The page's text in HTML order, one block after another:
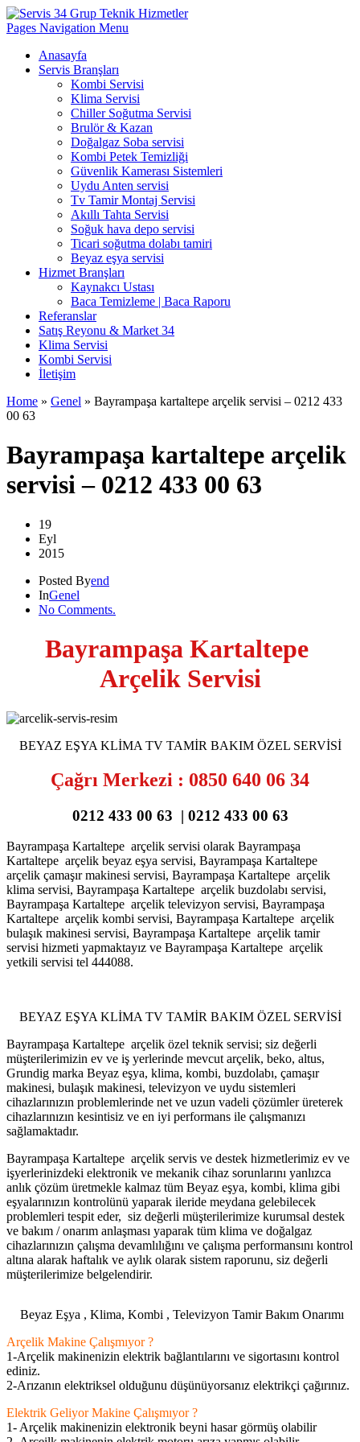
Pages Navigation Menu
Anasayfa
Servis Branşları
Kombi Servisi
Klima Servisi
Chiller Soğutma Servisi
Brulör & Kazan
Doğalgaz Soba servisi
Kombi Petek Temizliği
Güvenlik Kamerası Sistemleri
Uydu Anten servisi
Tv Tamir Montaj Servisi
Akıllı Tahta Servisi
Soğuk hava depo servisi
Ticari soğutma dolabı tamiri
Beyaz eşya servisi
Hizmet Branşları
Kaynakcı Ustası
Baca Temizleme | Baca Raporu
Referanslar
Satış Reyonu & Market 34
Klima Servisi
Kombi Servisi
İletişim
Home » Genel » Bayrampaşa kartaltepe arçelik servisi – 0212 433
00 63
Bayrampaşa kartaltepe arçelik
servisi – 0212 433 00 63
19
Eyl
2015
Posted Byend
InGenel
No Comments.
Bayrampaşa Kartaltepe
Arçelik Servisi
BEYAZ EŞYA KLİMA TV TAMİR BAKIM ÖZEL SERVİSİ
Çağrı Merkezi : 0850 640 06 34
0212 433 00 63 | 0212 433 00 63
Bayrampaşa Kartaltepe arçelik servisi olarak Bayrampaşa
Kartaltepe arçelik beyaz eşya servisi, Bayrampaşa Kartaltepe
arçelik çamaşır makinesi servisi, Bayrampaşa Kartaltepe arçelik
klima servisi, Bayrampaşa Kartaltepe arçelik buzdolabı servisi,
Bayrampaşa Kartaltepe arçelik televizyon servisi, Bayrampaşa
Kartaltepe arçelik kombi servisi, Bayrampaşa Kartaltepe arçelik
bulaşık makinesi servisi, Bayrampaşa Kartaltepe arçelik tamir
servisi hizmeti yapmaktayız ve Bayrampaşa Kartaltepe arçelik
yetkili servisi tel 444088.
BEYAZ EŞYA KLİMA TV TAMİR BAKIM ÖZEL SERVİSİ
Bayrampaşa Kartaltepe arçelik özel teknik servisi; siz değerli
müşterilerimizin ev ve iş yerlerinde mevcut arçelik, beko, altus,
Grundig marka Beyaz eşya, klima, kombi, buzdolabı, çamaşır
makinesi, bulaşık makinesi, televizyon ve uydu sistemleri
cihazlarınızın problemlerinde net ve uzun vadeli çözümler üreterek
cihazlarınızın kesintisiz ve en iyi performans ile çalışmanızı
sağlamaktadır.
Bayrampaşa Kartaltepe arçelik servis ve destek hizmetlerimiz ev ve
işyerlerinizdeki elektronik ve mekanik cihaz sorunlarını yanlızca
anlık çözüm üretmekle kalmaz tüm Beyaz eşya, kombi, klima gibi
eşyalarınızın kontrolünü yaparak ileride meydana gelebilecek
problemleri tespit eder, siz değerli müşterilerimize kurumsal destek
ve bakım / onarım anlaşması yaparak tüm klima ve doğalgaz
cihazlarınızın çalışma devamlılığını ve çalışma performansını kontrol
altına alarak haftalık ve aylık olarak sistem raporunu, siz değerli
müşterilerimize belgelendirir.
Beyaz Eşya , Klima, Kombi , Televizyon Tamir Bakım Onarımı
Arçelik Makine Çalışmıyor ?
1-Arçelik makinenizin elektrik bağlantılarını ve sigortasını kontrol
ediniz.
2-Arızanın elektriksel olduğunu düşünüyorsanız elektrikçi çağırınız.
Elektrik Geliyor Makine Çalışmıyor ?
1- Arçelik makinenizin elektronik beyni hasar görmüş olabilir